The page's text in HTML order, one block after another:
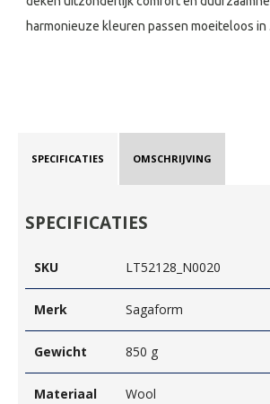
harmonieuze kleuren passen moeiteloos in
SPECIFICATIES OMSCHRIJVING
SPECIFICATIES
SKU LT52128_N0020
Merk Sagaform
Gewicht 850 g
Materiaal Wool